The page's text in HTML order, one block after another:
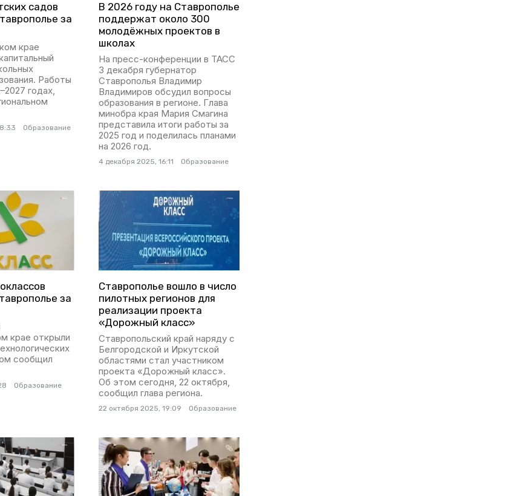
садов
за
крае
Работы
годах,
Образование
В 2026 году на Ставрополье
поддержат около 300
молодёжных проектов в
школах
На пресс-конференции в ТАСС
3 декабря губернатор
Ставрополья Владимир
Владимиров обсудил вопросы
образования в регионе. Глава
минобра края Мария Смагина
представила итоги работы за
2025 год и поделилась планами
на 2026 год.
4 декабря 2025, 16:11 Образование
за
крае открыли
сообщил
Образование
Ставрополье вошло в число
пилотных регионов для
реализации проекта
«Дорожный класс»
Ставропольский край наряду с
Белгородской и Иркутской
областями стал участником
проекта «Дорожный класс».
Об этом сегодня, 22 октября,
сообщил глава региона.
22 октября 2025, 19:09 Образование